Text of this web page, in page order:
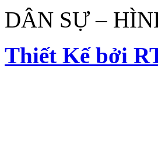
DÂN SỰ –
Thiết Kế bởi